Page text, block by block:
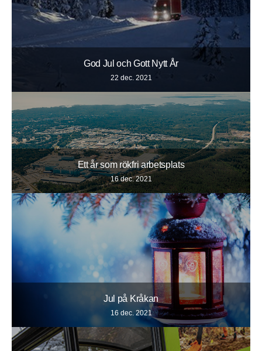
God Jul och Gott Nytt År
22 dec. 2021
Ett år som rökfri arbetsplats
16 dec. 2021
Jul på Kråkan
16 dec. 2021